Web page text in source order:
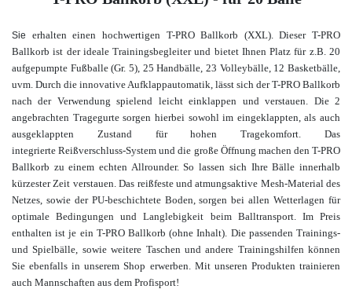
Sie erhalten einen hochwertigen T-PRO Ballkorb (XXL). Dieser T-PRO
Ballkorb ist der ideale Trainingsbegleiter und bietet Ihnen Platz für z.B. 20
aufgepumpte Fußballe (Gr. 5), 25 Handbälle, 23 Volleybälle, 12 Basketbälle,
uvm. Durch die innovative Aufklappautomatik, lässt sich der T-PRO Ballkorb
nach der Verwendung spielend leicht einklappen und verstauen. Die 2
angebrachten Tragegurte sorgen hierbei sowohl im eingeklappten, als auch
ausgeklappten Zustand für hohen Tragekomfort. Das
integrierte Reißverschluss-System und die große Öffnung machen den T-PRO
Ballkorb zu einem echten Allrounder. So lassen sich Ihre Bälle innerhalb
kürzester Zeit verstauen. Das reißfeste und atmungsaktive Mesh-Material des
Netzes, sowie der PU-beschichtete Boden, sorgen bei allen Wetterlagen für
optimale Bedingungen und Langlebigkeit beim Balltransport. Im Preis
enthalten ist je ein T-PRO Ballkorb (ohne Inhalt). Die passenden Trainings-
und Spielbälle, sowie weitere Taschen und andere Trainingshilfen können
Sie ebenfalls in unserem Shop erwerben. Mit unseren Produkten trainieren
auch Mannschaften aus dem Profisport!